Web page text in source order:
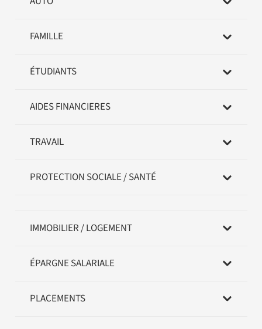
FAMILLE
ÉTUDIANTS
AIDES FINANCIERES
TRAVAIL
PROTECTION SOCIALE / SANTÉ
IMMOBILIER / LOGEMENT
ÉPARGNE SALARIALE
PLACEMENTS